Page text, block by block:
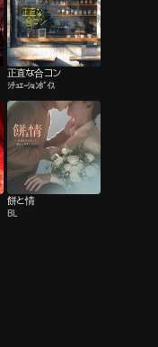
正直な合コン
ｼﾁｭｴｰｼｮﾝﾎﾞｲｽ
餅と情
BL